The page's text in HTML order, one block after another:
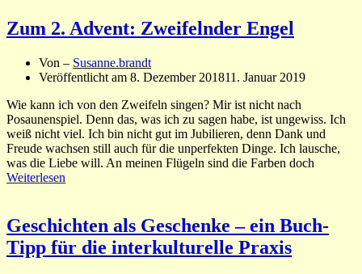
Zum 2. Advent: Zweifelnder Engel
Von – Susanne.brandt
Veröffentlicht am 8. Dezember 201811. Januar 2019
Wie kann ich von den Zweifeln singen? Mir ist nicht nach
Posaunenspiel. Denn das, was ich zu sagen habe, ist ungewiss. Ich
weiß nicht viel. Ich bin nicht gut im Jubilieren, denn Dank und
Freude wachsen still auch für die unperfekten Dinge. Ich lausche,
was die Liebe will. An meinen Flügeln sind die Farben doch
Weiterlesen
Geschichten als Geschenke – ein Buch-
Tipp für die interkulturelle Praxis